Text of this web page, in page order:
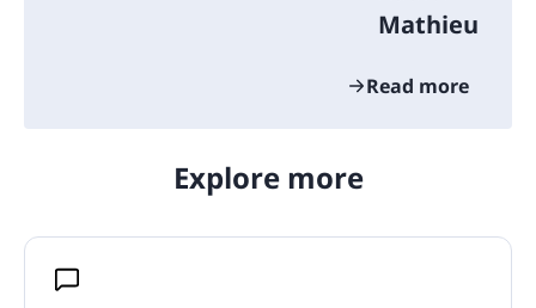
Mathieu
Read more
Explore more